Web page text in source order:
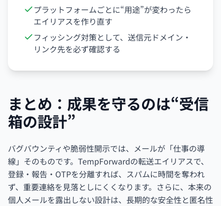
プラットフォームごとに“用途”が変わったら
エイリアスを作り直す
フィッシング対策として、送信元ドメイン・
リンク先を必ず確認する
まとめ：成果を守るのは“受信
箱の設計”
バグバウンティや脆弱性開示では、メールが「仕事の導
線」そのものです。TempForwardの転送エイリアスで、
登録・報告・OTPを分離すれば、スパムに時間を奪われ
ず、重要連絡を見落としにくくなります。さらに、本来の
個人メールを露出しない設計は、長期的な安全性と匿名性